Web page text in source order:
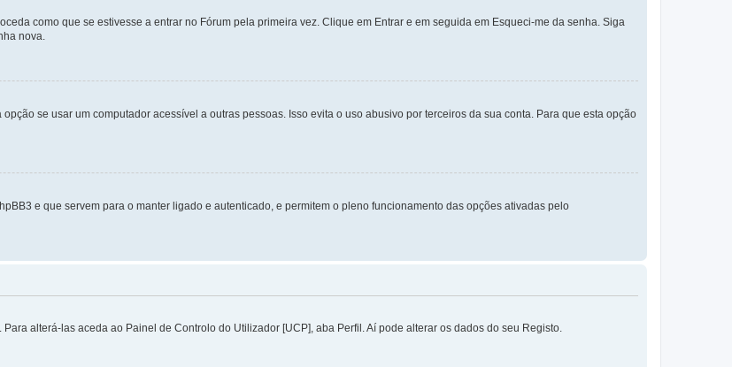
como que se estivesse a entrar no Fórum pela primeira vez. Clique em Entrar e em seguida em Esqueci-me da senha. Siga
nova.
se usar um computador acessível a outras pessoas. Isso evita o uso abusivo por terceiros da sua conta. Para que esta opção
e que servem para o manter ligado e autenticado, e permitem o pleno funcionamento das opções ativadas pelo
alterá-las aceda ao Painel de Controlo do Utilizador [UCP], aba Perfil. Aí pode alterar os dados do seu Registo.